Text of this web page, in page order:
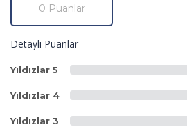
0 Puanlar
Detaylı Puanlar
Yıldızlar 5
Yıldızlar 4
Yıldızlar 3